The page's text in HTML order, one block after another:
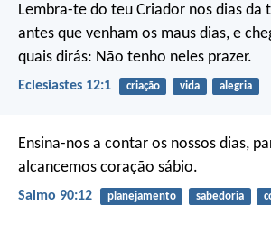
Lembra-te do teu Criador nos dias da
antes que venham os maus dias, e
quais dirás: Não tenho neles prazer.
Eclesiastes 12:1 criação vida alegria
Ensina-nos a contar os nossos dias,
alcancemos coração sábio.
Salmo 90:12 planejamento sabedoria